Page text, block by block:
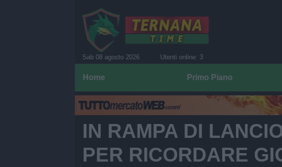
Sab 08 agosto 2026 Utenti online: 3
Home Primo Piano
IN RAMPA DI
PER RICORDARE